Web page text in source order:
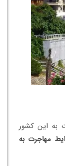
به این کشور
مهاجرت به